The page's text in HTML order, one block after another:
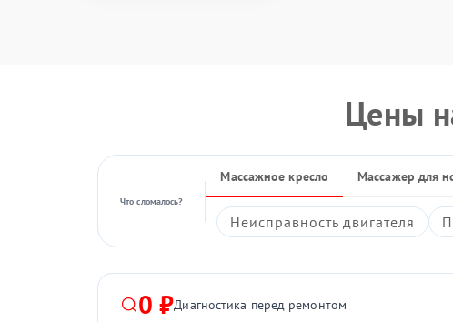
Цены
Что сломалось?
Массажное кресло Массажер для
Неисправность двигателя
0 ₽Диагностика перед ремонтом